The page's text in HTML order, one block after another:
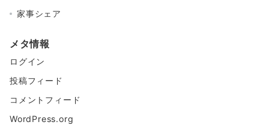
家事シェア
メタ情報
ログイン
投稿フィード
コメントフィード
WordPress.org